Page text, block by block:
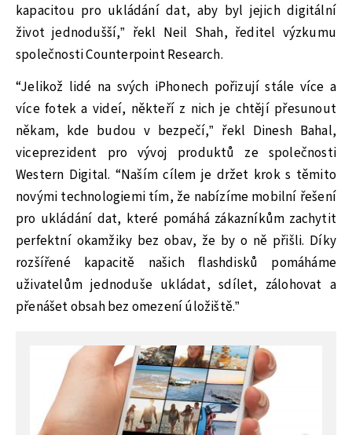
kapacitou pro ukládání dat, aby byl jejich digitální
život jednodušší,” řekl Neil Shah, ředitel výzkumu
společnosti Counterpoint Research.
“Jelikož lidé na svých iPhonech pořizují stále více a
více fotek a videí, někteří z nich je chtějí přesunout
někam, kde budou v bezpečí,” řekl Dinesh Bahal,
viceprezident pro vývoj produktů ze společnosti
Western Digital. “Naším cílem je držet krok s těmito
novými technologiemi tím, že nabízíme mobilní řešení
pro ukládání dat, které pomáhá zákazníkům zachytit
perfektní okamžiky bez obav, že by o ně přišli. Díky
rozšířené kapacitě našich flashdisků pomáháme
uživatelům jednoduše ukládat, sdílet, zálohovat a
přenášet obsah bez omezení úložiště.”